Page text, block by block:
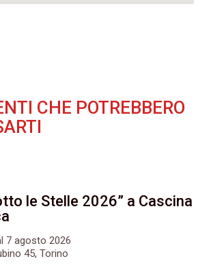
CHE POTREBBERO
le Stelle 2026” a Cascina
7 agosto 2026
45, Torino